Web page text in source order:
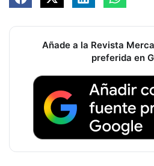
Añade a la Revista
preferida en